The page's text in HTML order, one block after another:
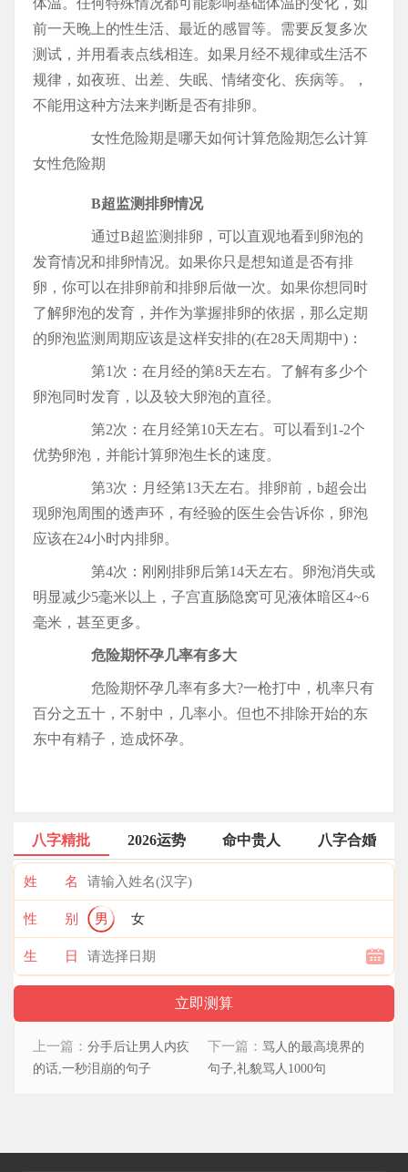
体温。任何特殊情况都可能影响基础体温的变化，如
前一天晚上的性生活、最近的感冒等。需要反复多次
测试，并用看表点线相连。如果月经不规律或生活不
规律，如夜班、出差、失眠、情绪变化、疾病等。，
不能用这种方法来判断是否有排卵。
女性危险期是哪天如何计算危险期怎么计算
女性危险期
B超监测排卵情况
通过B超监测排卵，可以直观地看到卵泡的
发育情况和排卵情况。如果你只是想知道是否有排
卵，你可以在排卵前和排卵后做一次。如果你想同时
了解卵泡的发育，并作为掌握排卵的依据，那么定期
的卵泡监测周期应该是这样安排的(在28天周期中)：
第1次：在月经的第8天左右。了解有多少个
卵泡同时发育，以及较大卵泡的直径。
第2次：在月经第10天左右。可以看到1-2个
优势卵泡，并能计算卵泡生长的速度。
第3次：月经第13天左右。排卵前，b超会出
现卵泡周围的透声环，有经验的医生会告诉你，卵泡
应该在24小时内排卵。
第4次：刚刚排卵后第14天左右。卵泡消失或
明显减少5毫米以上，子宫直肠隐窝可见液体暗区4~6
毫米，甚至更多。
危险期怀孕几率有多大
危险期怀孕几率有多大?一枪打中，机率只有
百分之五十，不射中，几率小。但也不排除开始的东
东中有精子，造成怀孕。
八字精批 2026运势 命中贵人 八字合婚
姓 名
性 别 男 女
生 日
上一篇： 分手后让男人内疚
的话,一秒泪崩的句子
下一篇： 骂人的最高境界的
句子,礼貌骂人1000句